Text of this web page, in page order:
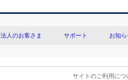
法人のお客さま サポート お知
サイトのご利用につ